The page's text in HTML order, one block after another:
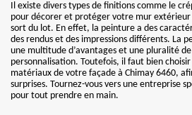
Il existe divers types de finitions comme le
pour décorer et protéger votre mur extérieur
sort du lot. En effet, la peinture a des
des rendus et des impressions différents. La
une multitude d’avantages et une pluralité
personnalisation. Toutefois, il faut bien
matériaux de votre façade à Chimay 6460,
surprises. Tournez-vous vers une entreprise
pour tout prendre en main.